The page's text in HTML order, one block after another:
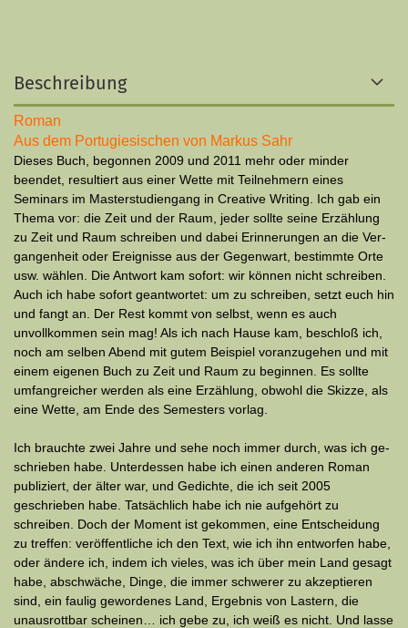
Beschreibung
Roman
Aus dem Portugiesischen von Markus Sahr
Dieses Buch, begonnen 2009 und 2011 mehr oder minder
beendet, resul­tiert aus einer Wette mit Teilnehmern eines
Seminars im Master­studiengang in Creative Writing. Ich gab ein
Thema vor: die Zeit und der Raum, jeder sollte seine Er­zählung
zu Zeit und Raum schreiben und dabei Erinnerungen an die Ver­
gangenheit oder Ereignisse aus der Gegenwart, bestimmte Orte
usw. wählen. Die Antwort kam sofort: wir können nicht schreiben.
Auch ich habe sofort geantwortet: um zu schreiben, setzt euch hin
und fangt an. Der Rest kommt von selbst, wenn es auch
unvollkommen sein mag! Als ich nach Hause kam, beschloß ich,
noch am selben Abend mit gutem Beispiel voranzugehen und mit
einem eigenen Buch zu Zeit und Raum zu beginnen. Es sollte
umfangreicher werden als eine Erzählung, obwohl die Skizze, als
eine Wette, am Ende des Semesters vorlag.
Ich brauchte zwei Jahre und sehe noch immer durch, was ich ge­
schrieben habe. Unterdessen habe ich einen anderen Roman
pub­liziert, der älter war, und Gedichte, die ich seit 2005
geschrieben habe. Tatsächlich habe ich nie aufgehört zu
schreiben. Doch der Moment ist gekommen, eine Entscheidung
zu treffen: veröffentliche ich den Text, wie ich ihn entworfen habe,
oder ändere ich, indem ich vieles, was ich über mein Land gesagt
habe, abschwäche, Dinge, die immer schwerer zu akzeptieren
sind, ein faulig gewordenes Land, Ergebnis von Lastern, die
unausrottbar scheinen… ich gebe zu, ich weiß es nicht. Und lasse